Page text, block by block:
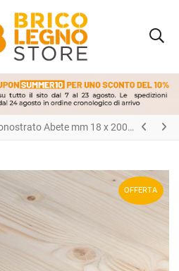
Abete mm 18 x 200 x 1200
OFFERTA